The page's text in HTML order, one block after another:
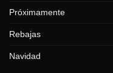
Próximamente
Rebajas
Navidad